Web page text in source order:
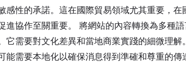
感性的承諾。這在國際貿易領域尤其重要，
進協作至關重要。 將網站的內容轉換為多種
它需要對文化差異和當地商業實踐的細微理
能需要本地化以確保消息得到準確和尊重的傳